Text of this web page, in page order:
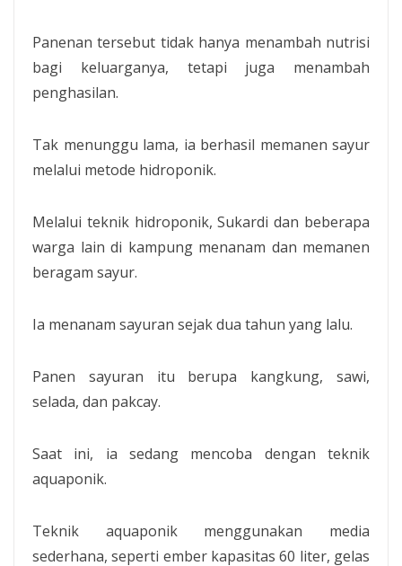
Panenan tersebut tidak hanya menambah nutrisi
bagi keluarganya, tetapi juga menambah
penghasilan.
Tak menunggu lama, ia berhasil memanen sayur
melalui metode hidroponik.
Melalui teknik hidroponik, Sukardi dan beberapa
warga lain di kampung menanam dan memanen
beragam sayur.
Ia menanam sayuran sejak dua tahun yang lalu.
Panen sayuran itu berupa kangkung, sawi,
selada, dan pakcay.
Saat ini, ia sedang mencoba dengan teknik
aquaponik.
Teknik aquaponik menggunakan media
sederhana, seperti ember kapasitas 60 liter, gelas